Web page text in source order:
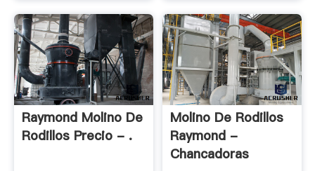
Raymond Molino De
Rodillos Precio - .
Molino De Rodillos
Raymond -
Chancadoras